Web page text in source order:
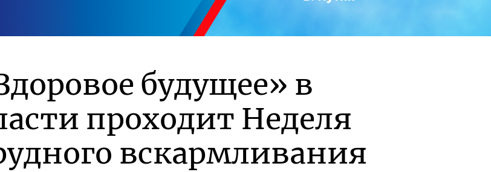
будущее» в
проходит Неделя
вскармливания